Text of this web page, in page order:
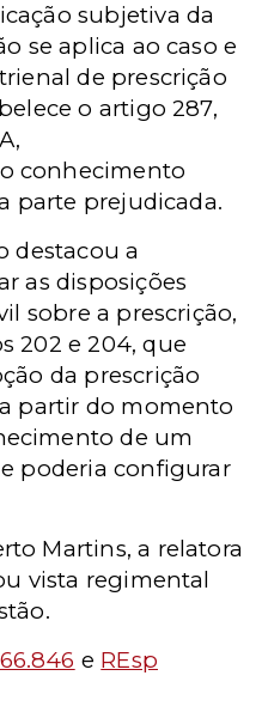
subjetiva da
se aplica ao caso e
de prescrição
o artigo 287,
conhecimento
parte prejudicada.
destacou a
as disposições
sobre a prescrição,
202 e 204, que
da prescrição
partir do momento
de um
poderia configurar
Martins, a relatora
vista regimental
e REsp